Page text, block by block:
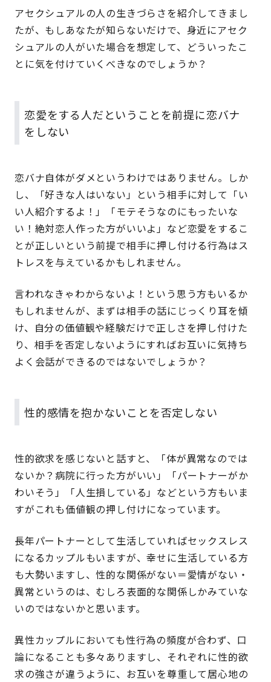
アセクシュアルの人の生きづらさを紹介してきまし
たが、もしあなたが知らないだけで、身近にアセク
シュアルの人がいた場合を想定して、どういったこ
とに気を付けていくべきなのでしょうか？
恋愛をする人だということを前提に恋バナ
をしない
恋バナ自体がダメというわけではありません。しか
し、「好きな人はいない」という相手に対して「い
い人紹介するよ！」「モテそうなのにもったいな
い！絶対恋人作った方がいいよ」など恋愛をするこ
とが正しいという前提で相手に押し付ける行為はス
トレスを与えているかもしれません。
言われなきゃわからないよ！という思う方もいるか
もしれませんが、まずは相手の話にじっくり耳を傾
け、自分の価値観や経験だけで正しさを押し付けた
り、相手を否定しないようにすればお互いに気持ち
よく会話ができるのではないでしょうか？
性的感情を抱かないことを否定しない
性的欲求を感じないと話すと、「体が異常なのでは
ないか？病院に行った方がいい」「パートナーがか
わいそう」「人生損している」などという方もいま
すがこれも価値観の押し付けになっています。
長年パートナーとして生活していればセックスレス
になるカップルもいますが、幸せに生活している方
も大勢いますし、性的な関係がない＝愛情がない・
異常というのは、むしろ表面的な関係しかみていな
いのではないかと思います。
異性カップルにおいても性行為の頻度が合わず、口
論になることも多々ありますし、それぞれに性的欲
求の強さが違うように、お互いを尊重して居心地の